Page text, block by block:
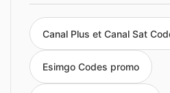
Canal Plus et Canal Sat
Esimgo Codes promo